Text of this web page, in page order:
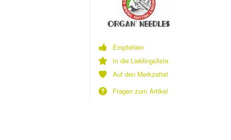
Empfehlen
In die Lieblingsliste
Auf den Merkzettel
Fragen zum Artikel